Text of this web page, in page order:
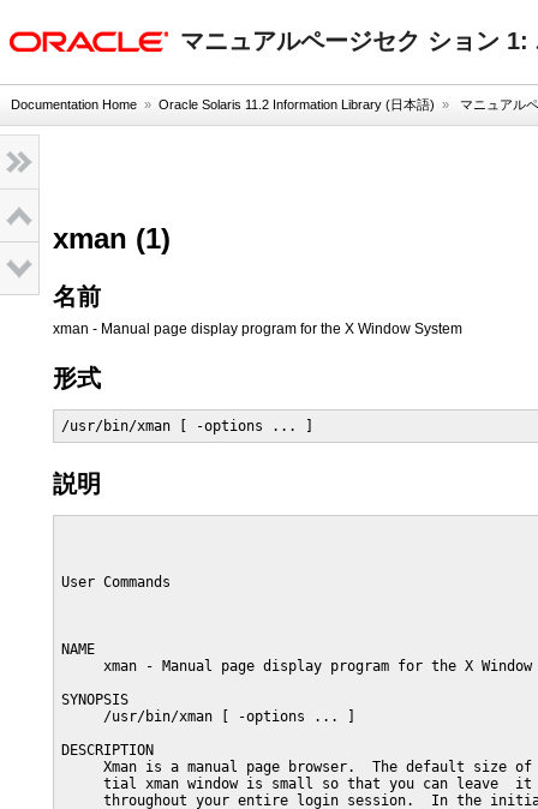
マニュアルページセク ション 1:
Documentation Home » Oracle Solaris 11.2 Information Library (日本語) » マニュアル
xman (1)
名前
xman - Manual page display program for the X Window System
形式
/usr/bin/xman [ -options ... ]
説明